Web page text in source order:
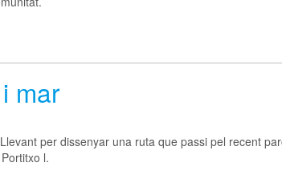
mar
per dissenyar una ruta que passi pel recent
l.